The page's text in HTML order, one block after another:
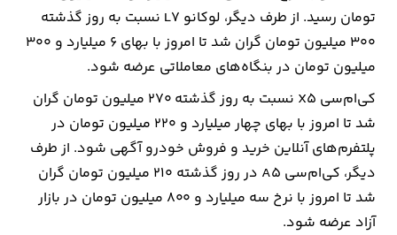
تومان رسید. از طرف دیگر، لوکانو L7 نسبت به روز گذشته
300 میلیون تومان گران شد تا امروز با بهای 6 میلیارد و 300
میلیون تومان در بنگاه‌های معاملاتی عرضه شود.
کی‌ام‌سی X5 نسبت به روز گذشته 270 میلیون تومان گران
شد تا امروز با بهای چهار میلیارد و 220 میلیون تومان در
پلتفرم‌های آنلاین خرید و فروش خودرو آگهی شود. از طرف
دیگر، کی‌ام‌سی A5 در روز گذشته 210 میلیون تومان گران
شد تا امروز با نرخ سه میلیارد و 800 میلیون تومان در بازار
آزاد عرضه شود.